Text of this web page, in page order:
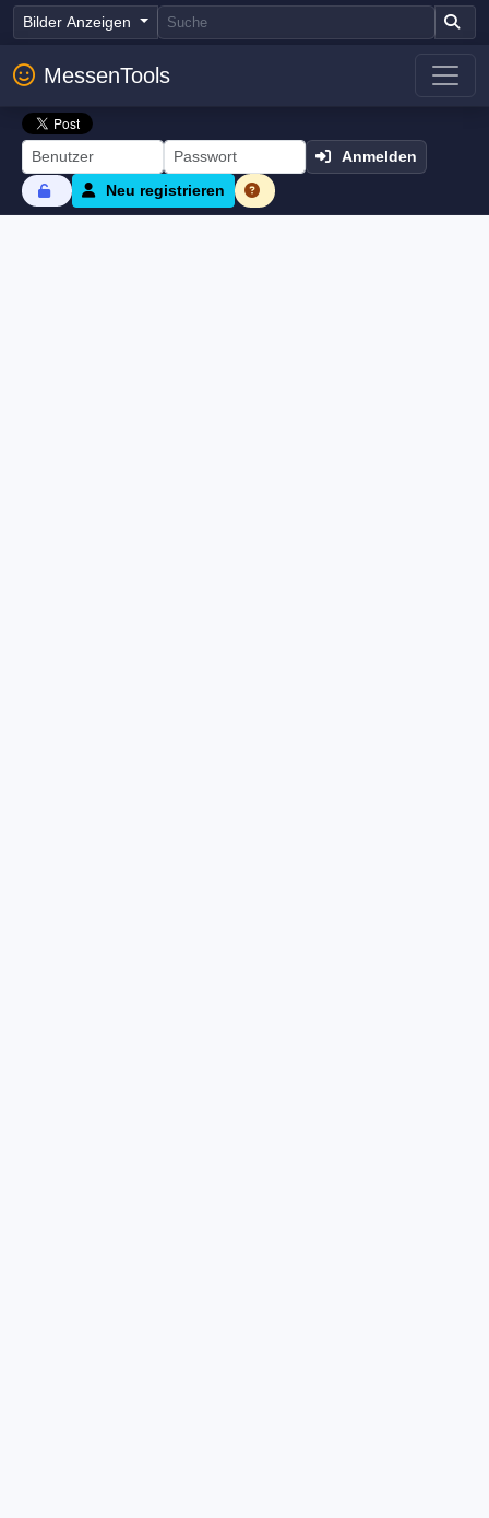
Bilder Anzeigen
MessenTools
Anmelden
Neu registrieren